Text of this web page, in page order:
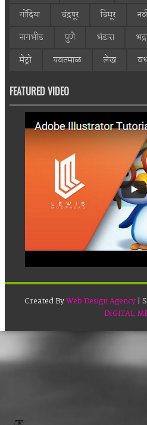
गोंदिया
चंद्रपूर चिमूर
नागभीड
पुणे भंडारा
मेट्रो
यवतमाळ लेख
FEATURED VIDEO
Created ByWeb Design Agency|
DIGITAL